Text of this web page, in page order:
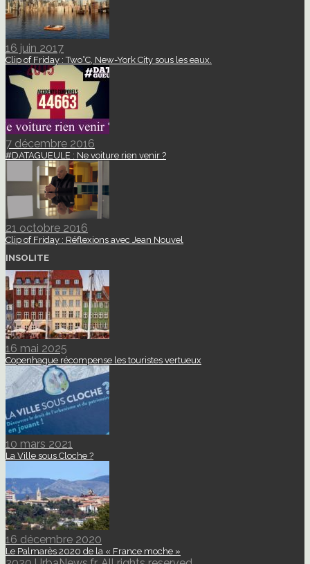
16 juin 2017
Clip of Friday : Two°C, New-York City sous les eaux.
7 décembre 2016
#DATAGUEULE : Ne voiture rien venir ?
21 octobre 2016
Clip of Friday : Réflexions avec Jean Nouvel
INSOLITE
16 mai 2025
Copenhague récompense les touristes vertueux
10 mars 2021
La Ville sous Cloche ?
16 décembre 2020
Le Palmarès 2020 de la « France moche »